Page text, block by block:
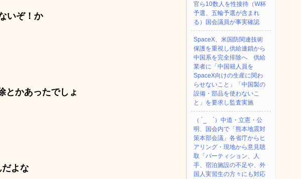
ぞ！か
かあったでしょ
よな
官ら10数人を性接待（W杯
予選、五輪予選が含まれ
る）国会議員が事実確認
SpaceX、米国防関連技術
保護を重視し供給連鎖から
中国系を完全排除へ 供給
業者に「中国籍人員を
SpaceX向けの生産に関わ
らせないこと」「中国製の
設備・部品を使わないこ
と」を要求し監査実施
（ ´_ゝ`）中道・立憲・公
明、国会内で「熊本地震対
策本部会議」各省庁からヒ
アリング・現地から意見聴
取「パーティション、人
手、宿泊施設の不足や、外
国人実習生の方々にも対応